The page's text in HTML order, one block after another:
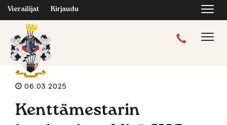
Vierailijat Kirjaudu
06.03.2025
Kenttämestarin